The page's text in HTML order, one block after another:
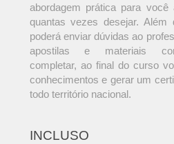
abordagem prática para
quantas vezes desejar.
poderá enviar dúvidas ao
apostilas e materiais
completar, ao final do curso
conhecimentos e gerar um
todo território nacional.
INCLUSO